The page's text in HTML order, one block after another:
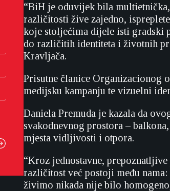
“BiH je oduvijek bila
različitosti žive zajedno,
koje stoljećima dijele isti gradski
do različitih identiteta i životnih
Kravljača.
Prisutne članice Organizacionog
medijsku kampanju te vizuelni
Daniela Premuda je kazala da
svakodnevnog prostora –
mjesta vidljivosti i otpora.
“Kroz jednostavne,
različitost već postoji među
živimo nikada nije bilo